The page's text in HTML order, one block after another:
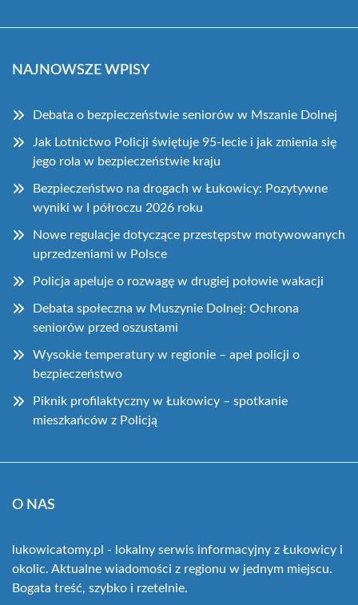
NAJNOWSZE WPISY
Debata o bezpieczeństwie seniorów w Mszanie Dolnej
Jak Lotnictwo Policji świętuje 95-lecie i jak zmienia się
jego rola w bezpieczeństwie kraju
Bezpieczeństwo na drogach w Łukowicy: Pozytywne
wyniki w I półroczu 2026 roku
Nowe regulacje dotyczące przestępstw motywowanych
uprzedzeniami w Polsce
Policja apeluje o rozwagę w drugiej połowie wakacji
Debata społeczna w Muszynie Dolnej: Ochrona
seniorów przed oszustami
Wysokie temperatury w regionie – apel policji o
bezpieczeństwo
Piknik profilaktyczny w Łukowicy – spotkanie
mieszkańców z Policją
O NAS
lukowicatomy.pl - lokalny serwis informacyjny z Łukowicy i
okolic. Aktualne wiadomości z regionu w jednym miejscu.
Bogata treść, szybko i rzetelnie.